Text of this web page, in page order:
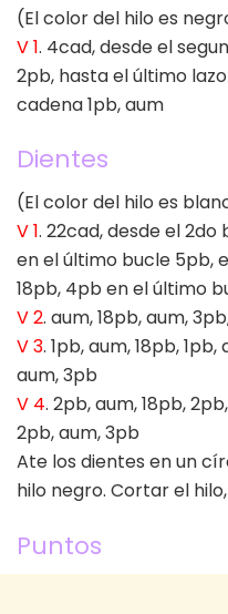
(El color del hilo es
V 1. 4cad, desde el
2pb, hasta el último
cadena 1pb, aum
Dientes
(El color del hilo es
V 1. 22cad, desde el
en el último bucle 5pb,
18pb, 4pb en el último
V 2. aum, 18pb, aum,
V 3. 1pb, aum, 18pb,
aum, 3pb
V 4. 2pb, aum, 18pb,
2pb, aum, 3pb
Ate los dientes en un
hilo negro. Cortar el
Puntos